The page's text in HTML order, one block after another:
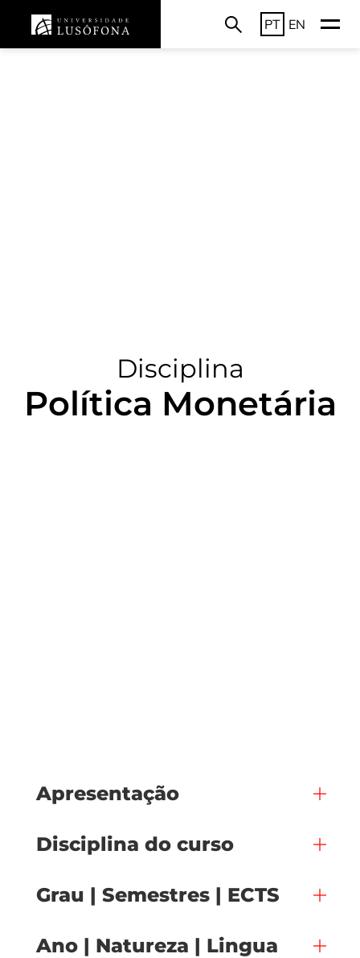
PT EN
Disciplina
Política Monetária
Apresentação
Disciplina do curso
Grau | Semestres | ECTS
Ano | Natureza | Lingua